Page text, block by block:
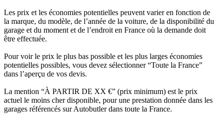
Les prix et les économies potentielles peuvent varier en fonction de
la marque, du modèle, de l’année de la voiture, de la disponibilité du
garage et du moment et de l’endroit en France où la demande doit
être effectuée.
Pour voir le prix le plus bas possible et les plus larges économies
potentielles possibles, vous devez sélectionner “Toute la France”
dans l’aperçu de vos devis.
La mention “À PARTIR DE XX €” (prix minimum) est le prix
actuel le moins cher disponible, pour une prestation donnée dans les
garages référencés sur Autobutler dans toute la France.